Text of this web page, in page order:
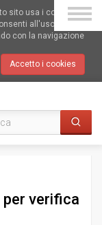
sito usa i cookies.
all'uso dei
con la navigazione
Accetto i cookies
verifica